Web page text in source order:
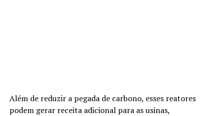
Além de reduzir a pegada de carbono, esses reatores
podem gerar receita adicional para as usinas,